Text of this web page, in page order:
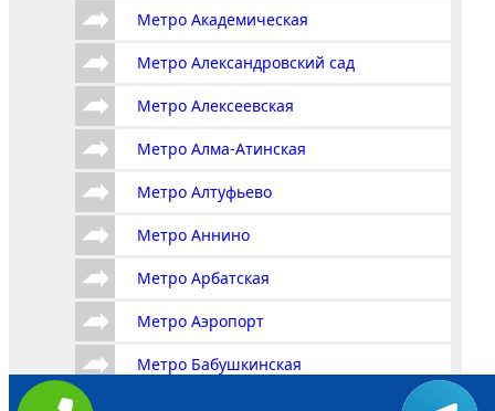
Метро Академическая
Метро Александровский сад
Метро Алексеевская
Метро Алма-Атинская
Метро Алтуфьево
Метро Аннино
Метро Арбатская
Метро Аэропорт
Метро Бабушкинская